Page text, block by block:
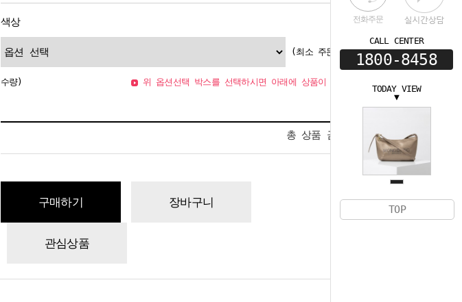
전화주문
CALL CENTER
1800-8458
TODAY VIEW
▼
TOP
색상
(최소 주문수량 1개
수량) 위 옵션선택 박스를 선택하시면 아래에 상품이 추가됩니다.
총 상품 금액 원
구매하기 장바구니
관심상품